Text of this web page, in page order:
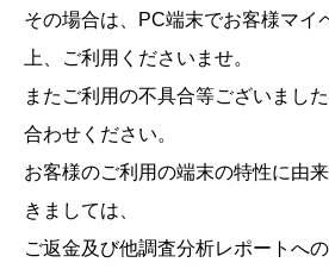
その場合は、PC端末でお客様マイ
上、ご利用くださいませ。
またご利用の不具合等ございまし
合わせください。
お客様のご利用の端末の特性に由
きましては、
ご返金及び他調査分析レポートへ